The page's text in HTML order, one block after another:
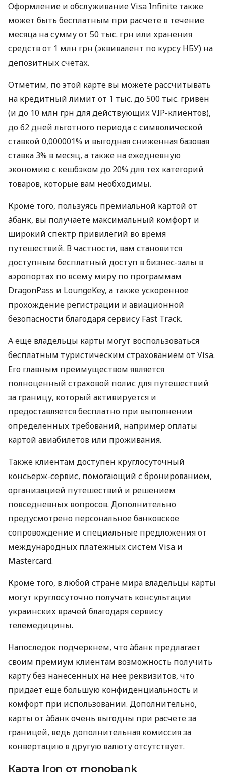
Оформление и обслуживание Visa Infinite также
может быть бесплатным при расчете в течение
месяца на сумму от 50 тыс. грн или хранения
средств от 1 млн грн (эквивалент по курсу НБУ) на
депозитных счетах.
Отметим, по этой карте вы можете рассчитывать
на кредитный лимит от 1 тыс. до 500 тыс. гривен
(и до 10 млн грн для действующих VIP-клиентов),
до 62 дней льготного периода с символической
ставкой 0,000001% и выгодная сниженная базовая
ставка 3% в месяц, а также на ежедневную
экономию с кешбэком до 20% для тех категорий
товаров, которые вам необходимы.
Кроме того, пользуясь премиальной картой от
àбанк, вы получаете максимальный комфорт и
широкий спектр привилегий во время
путешествий. В частности, вам становится
доступным бесплатный доступ в бизнес-залы в
аэропортах по всему миру по программам
DragonPass и LoungeKey, а также ускоренное
прохождение регистрации и авиационной
безопасности благодаря сервису Fast Track.
А еще владельцы карты могут воспользоваться
бесплатным туристическим страхованием от Visa.
Его главным преимуществом является
полноценный страховой полис для путешествий
за границу, который активируется и
предоставляется бесплатно при выполнении
определенных требований, например оплаты
картой авиабилетов или проживания.
Также клиентам доступен круглосуточный
консьерж-сервис, помогающий с бронированием,
организацией путешествий и решением
повседневных вопросов. Дополнительно
предусмотрено персональное банковское
сопровождение и специальные предложения от
международных платежных систем Visa и
Mastercard.
Кроме того, в любой стране мира владельцы карты
могут круглосуточно получать консультации
украинских врачей благодаря сервису
телемедицины.
Напоследок подчеркнем, что àбанк предлагает
своим премиум клиентам возможность получить
карту без нанесенных на нее реквизитов, что
придает еще большую конфиденциальность и
комфорт при использовании. Дополнительно,
карты от àбанк очень выгодны при расчете за
границей, ведь дополнительная комиссия за
конвертацию в другую валюту отсутствует.
Карта Iron от monobank